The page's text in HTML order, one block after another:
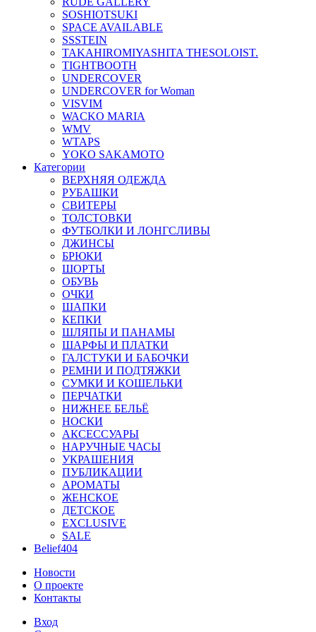
SOSHIOTSUKI
SPACE AVAILABLE
SSSTEIN
TAKAHIROMIYASHITA THESOLOIST.
TIGHTBOOTH
UNDERCOVER
UNDERCOVER for Woman
VISVIM
WACKO MARIA
WMV
WTAPS
YOKO SAKAMOTO
Категории
ВЕРХНЯЯ ОДЕЖДА
РУБАШКИ
СВИТЕРЫ
ТОЛСТОВКИ
ФУТБОЛКИ И ЛОНГСЛИВЫ
ДЖИНСЫ
БРЮКИ
ШОРТЫ
ОБУВЬ
ОЧКИ
ШАПКИ
КЕПКИ
ШЛЯПЫ И ПАНАМЫ
ШАРФЫ И ПЛАТКИ
ГАЛСТУКИ И БАБОЧКИ
РЕМНИ И ПОДТЯЖКИ
СУМКИ И КОШЕЛЬКИ
ПЕРЧАТКИ
НИЖНЕЕ БЕЛЬЁ
НОСКИ
АКСЕССУАРЫ
НАРУЧНЫЕ ЧАСЫ
УКРАШЕНИЯ
ПУБЛИКАЦИИ
АРОМАТЫ
ЖЕНСКОЕ
ДЕТСКОЕ
EXCLUSIVE
SALE
Belief404
Новости
О проекте
Контакты
Вход